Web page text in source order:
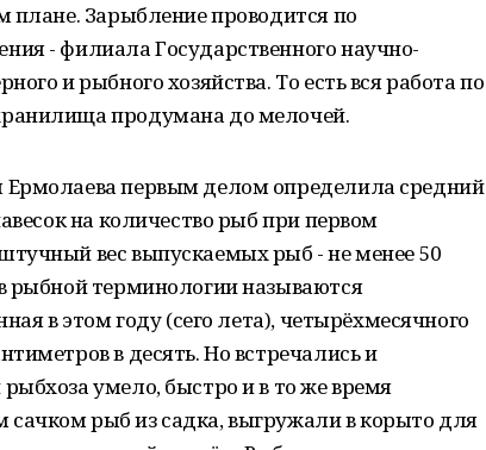
плане. Зарыбление проводится по
- филиала Государственного научно-
и рыбного хозяйства. То есть вся работа по
продумана до мелочей.
Ермолаева первым делом определила средний
на количество рыб при первом
вес выпускаемых рыб - не менее 50
рыбной терминологии называются
в этом году (сего лета), четырёхмесячного
в десять. Но встречались и
умело, быстро и в то же время
рыб из садка, выгружали в корыто для